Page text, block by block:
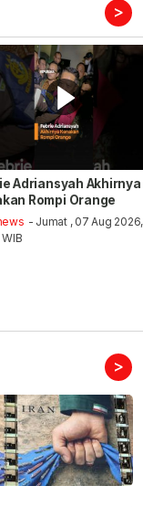
>
Adriansyah Akhirnya
Rompi Orange
- Jumat , 07 Aug 2026,
>